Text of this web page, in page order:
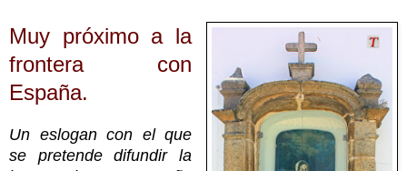
Muy próximo a la
frontera con
España.
Un eslogan con el que
se pretende difundir la